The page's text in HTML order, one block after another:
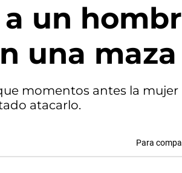
un
una maza
momentos antes la mujer
atacarlo.
Para